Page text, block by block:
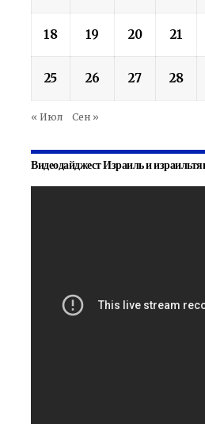
18 19 20 21
25 26 27 28
« Июл Сен »
Видеодайджест Израиль и